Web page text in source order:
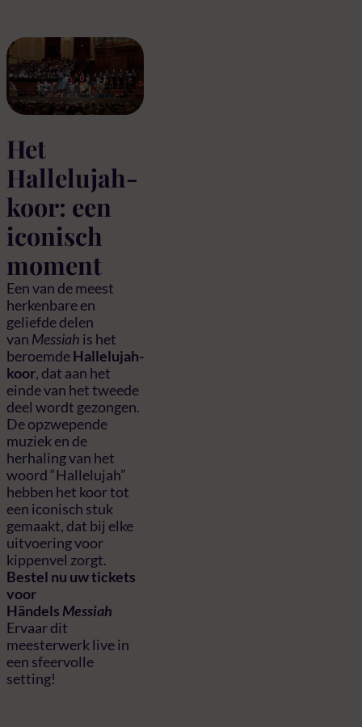
Het
Hallelujah-
koor: een
iconisch
moment
Een van de meest
herkenbare en
geliefde delen
van Messiah is het
beroemdeHallelujah-
koor, dat aan het
einde van het tweede
deel wordt gezongen.
De opzwepende
muziek en de
herhaling van het
woord “Hallelujah”
hebben het koor tot
een iconisch stuk
gemaakt, dat bij elke
uitvoering voor
kippenvel zorgt.
Bestel nu uw tickets
voor
Händels Messiah
Ervaar dit
meesterwerk live in
een sfeervolle
setting!